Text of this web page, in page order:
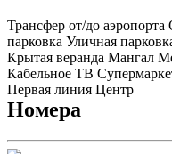
Трансфер от/до аэропорта
парковка Уличная
Крытая веранда Мангал
Кабельное ТВ
Первая линия Центр
Номера